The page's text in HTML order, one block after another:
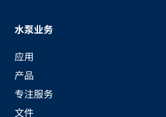
水泵业务
应用
产品
专注服务
文件